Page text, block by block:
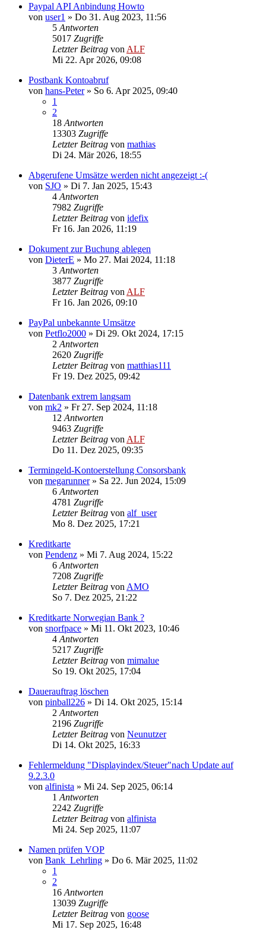
Paypal API Anbindung Howto
von user1 » Do 31. Aug 2023, 11:56
5 Antworten
5017 Zugriffe
Letzter Beitrag von ALF
Mi 22. Apr 2026, 09:08
Postbank Kontoabruf
von hans-Peter» So 6. Apr 2025, 09:40
1
2
18 Antworten
13303 Zugriffe
Letzter Beitrag von mathias
Di 24. Mär 2026, 18:55
Abgerufene Umsätze werden nicht angezeigt :-(
von SJO » Di 7. Jan 2025, 15:43
4 Antworten
7982 Zugriffe
Letzter Beitrag von idefix
Fr 16. Jan 2026, 11:19
Dokument zur Buchung ablegen
von DieterE » Mo 27. Mai 2024, 11:18
3 Antworten
3877 Zugriffe
Letzter Beitrag von ALF
Fr 16. Jan 2026, 09:10
PayPal unbekannte Umsätze
von Petflo2000 » Di 29. Okt 2024, 17:15
2 Antworten
2620 Zugriffe
Letzter Beitrag von matthias111
Fr 19. Dez 2025, 09:42
Datenbank extrem langsam
von mk2 » Fr 27. Sep 2024, 11:18
12 Antworten
9463 Zugriffe
Letzter Beitrag von ALF
Do 11. Dez 2025, 09:35
Termingeld-Kontoerstellung Consorsbank
von megarunner» Sa 22. Jun 2024, 15:09
6 Antworten
4781 Zugriffe
Letzter Beitrag von alf_user
Mo 8. Dez 2025, 17:21
Kreditkarte
von Pendenz » Mi 7. Aug 2024, 15:22
6 Antworten
7208 Zugriffe
Letzter Beitrag von AMO
So 7. Dez 2025, 21:22
Kreditkarte Norwegian Bank ?
von snorfpace » Mi 11. Okt 2023, 10:46
4 Antworten
5217 Zugriffe
Letzter Beitrag von mimalue
So 19. Okt 2025, 17:04
Dauerauftrag löschen
von pinball226 » Di 14. Okt 2025, 15:14
2 Antworten
2196 Zugriffe
Letzter Beitrag von Neunutzer
Di 14. Okt 2025, 16:33
Fehlermeldung "Displayindex/Steuer"nach Update auf
9.2.3.0
von alfinista » Mi 24. Sep 2025, 06:14
1 Antworten
2242 Zugriffe
Letzter Beitrag von alfinista
Mi 24. Sep 2025, 11:07
Namen prüfen VOP
von Bank_Lehrling » Do 6. Mär 2025, 11:02
1
2
16 Antworten
13039 Zugriffe
Letzter Beitrag von goose
Mi 17. Sep 2025, 16:48